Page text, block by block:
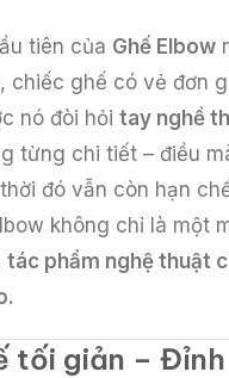
tiên của Ghế Elbow
chiếc ghế có vẻ đơn
nó đòi hỏi tay nghề
từng chi tiết – điều
đó vẫn còn hạn
không chỉ là một
tác phẩm nghệ thuật
tối giản –